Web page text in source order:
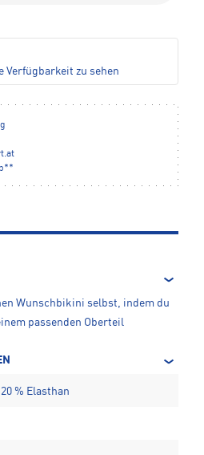
Verfügbarkeit zu sehen
Wunschbikini selbst, indem du
passenden Oberteil
% Elasthan